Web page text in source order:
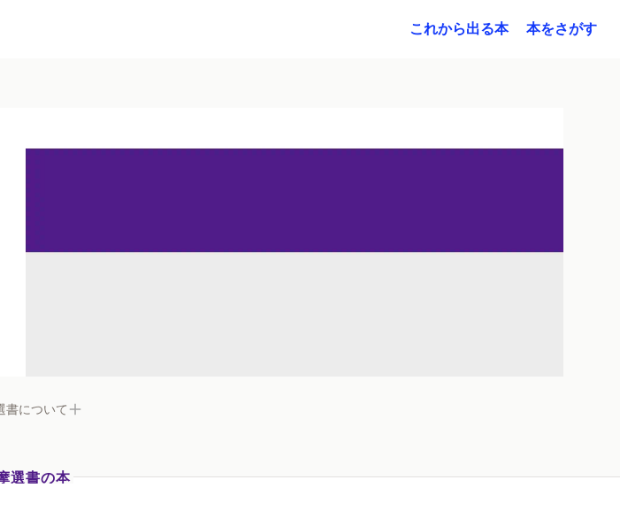
これから出る本 本をさがす
書について
選書の本